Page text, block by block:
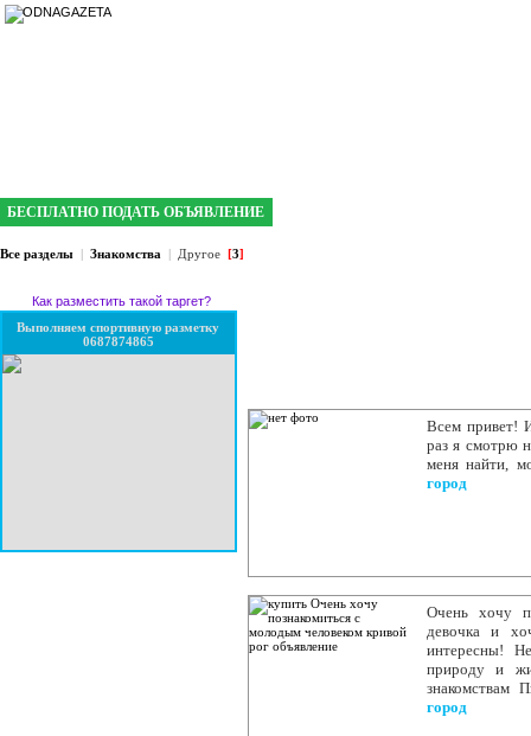
БЕСПЛАТНО ПОДАТЬ ОБЪЯВЛЕНИЕ
Все разделы | Знакомства | Другое [3]
Как разместить такой таргет?
Выполняем спортивную разметку
0687874865
Всем привет!
раз я смотрю
меня найти,
город
Очень хочу
девочка и
интересны!
природу и
знакомствам
город